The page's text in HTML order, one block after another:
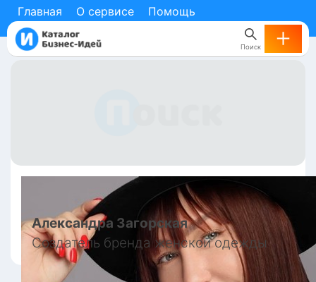
Главная О сервисе Помощь
Поиск
Александра Загорская
Создатель бренда женской одежды